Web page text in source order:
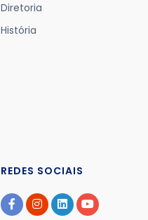
Diretoria
História
REDES SOCIAIS